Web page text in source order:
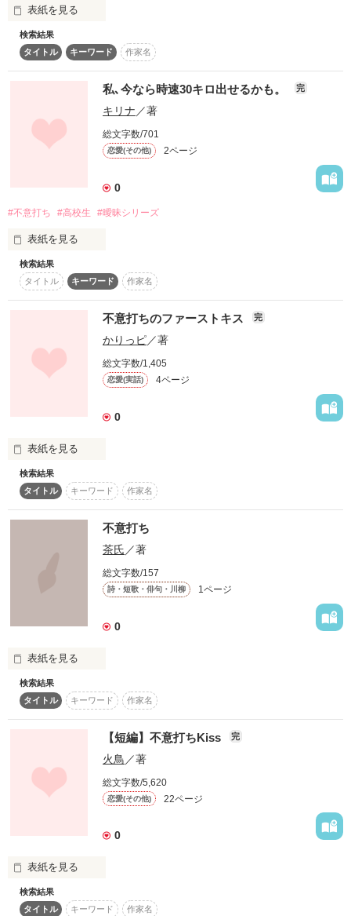
表紙を見る
彼には秘密があるようです
壁ドンしながら彼は言いました
▽ ᐛ △ ᐛ  ▷
彼氏いない歴＝年齢
いつも恋したい高校２年生
×
でも実は・・・？！
▽ ᐛ △ ᐛ  ▷
時に甘く
検索結果
タイトル
キーワード 作家名
私､今なら時速30キロ出せるかも。 完
キリナ ／著
総文字数/701
恋愛(その他) 2ページ
0
#不意打ち #高校生 #曖昧シリーズ
表紙を見る
＊短編＊
唯一活動的になる瞬間
＊私、今なら時速30キロ出せるかも。＊
作品を読む
検索結果
タイトル
キーワード 作家名
不意打ちのファーストキス 完
かりっピ／著
総文字数/1,405
恋愛(実話) 4ページ
0
表紙を見る
わたしの実話の短編ですっ お恥ずかしいですがぜひ見てくださ
い///
作品を読む
検索結果
タイトル
キーワード 作家名
不意打ち
茶氏 ／著
総文字数/157
詩・短歌・俳句・川柳 1ページ
0
表紙を見る
やられた。
作品を読む
検索結果
タイトル
キーワード 作家名
【短編】不意打ちKiss 完
火鳥 ／著
総文字数/5,620
恋愛(その他) 22ページ
0
表紙を見る
検索結果
タイトル
キーワード 作家名